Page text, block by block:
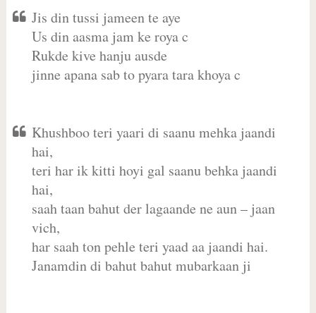
Jis din tussi jameen te aye
Us din aasma jam ke roya c
Rukde kive hanju ausde
jinne apana sab to pyara tara khoya c
Khushboo teri yaari di saanu mehka jaandi
hai,
teri har ik kitti hoyi gal saanu behka jaandi
hai,
saah taan bahut der lagaande ne aun – jaan
vich,
har saah ton pehle teri yaad aa jaandi hai.
Janamdin di bahut bahut mubarkaan ji